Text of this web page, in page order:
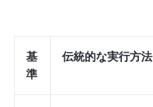
基
準
伝統的な実行方法